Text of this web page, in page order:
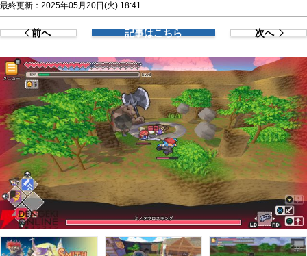
最終更新：2025年05月20日(火) 18:41
前へ 記事はこちら 次へ